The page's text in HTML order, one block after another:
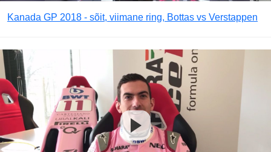
Kanada GP 2018 - sõit, viimane ring, Bottas vs Verstappen